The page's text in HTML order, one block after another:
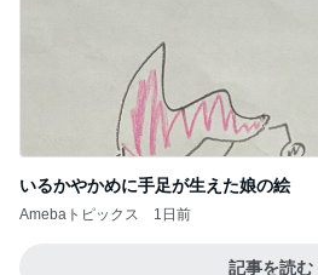
いるかやかめに手足が生えた娘の絵
Amebaトピックス 1日前
記事を読む
Amebaトピックス 17時間前